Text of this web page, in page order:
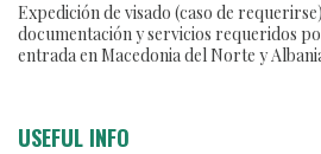
Expedición de visado (caso de
documentación y servicios requeridos
entrada en Macedonia del Norte y
USEFUL INFO